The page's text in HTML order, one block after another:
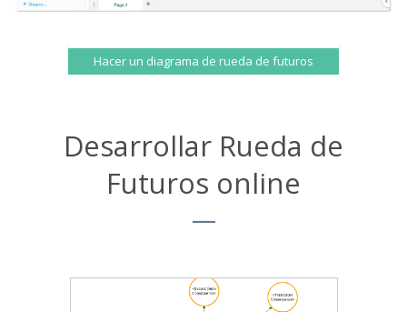
Hacer un diagrama de rueda de futuros
Desarrollar Rueda de
Futuros online